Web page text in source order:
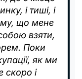
і тиші, і
що мене
взяти,
Поки
як ми
скоро і